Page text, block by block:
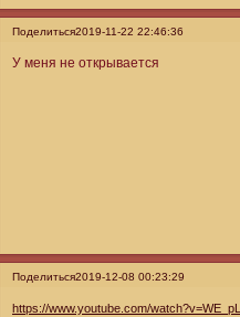
Поделиться2019-11-22 22:46:36
У меня не открывается
Поделиться2019-12-08 00:23:29
https://www.youtube.com/